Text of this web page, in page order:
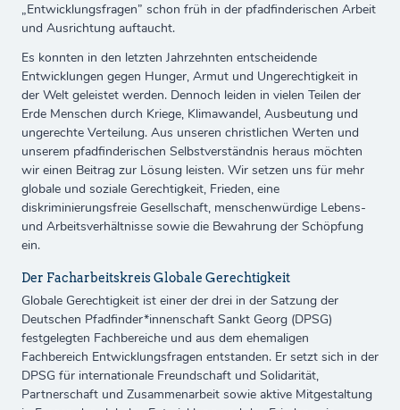
„Entwicklungsfragen” schon früh in der pfadfinderischen Arbeit
und Ausrichtung auftaucht.
Es konnten in den letzten Jahrzehnten entscheidende
Entwicklungen gegen Hunger, Armut und Ungerechtigkeit in
der Welt geleistet werden. Dennoch leiden in vielen Teilen der
Erde Menschen durch Kriege, Klimawandel, Ausbeutung und
ungerechte Verteilung. Aus unseren christlichen Werten und
unserem pfadfinderischen Selbstverständnis heraus möchten
wir einen Beitrag zur Lösung leisten. Wir setzen uns für mehr
globale und soziale Gerechtigkeit, Frieden, eine
diskriminierungsfreie Gesellschaft, menschenwürdige Lebens-
und Arbeitsverhältnisse sowie die Bewahrung der Schöpfung
ein.
Der Facharbeitskreis Globale Gerechtigkeit
Globale Gerechtigkeit ist einer der drei in der Satzung der
Deutschen Pfadfinder*innenschaft Sankt Georg (DPSG)
festgelegten Fachbereiche und aus dem ehemaligen
Fachbereich Entwicklungsfragen entstanden. Er setzt sich in der
DPSG für internationale Freundschaft und Solidarität,
Partnerschaft und Zusammenarbeit sowie aktive Mitgestaltung